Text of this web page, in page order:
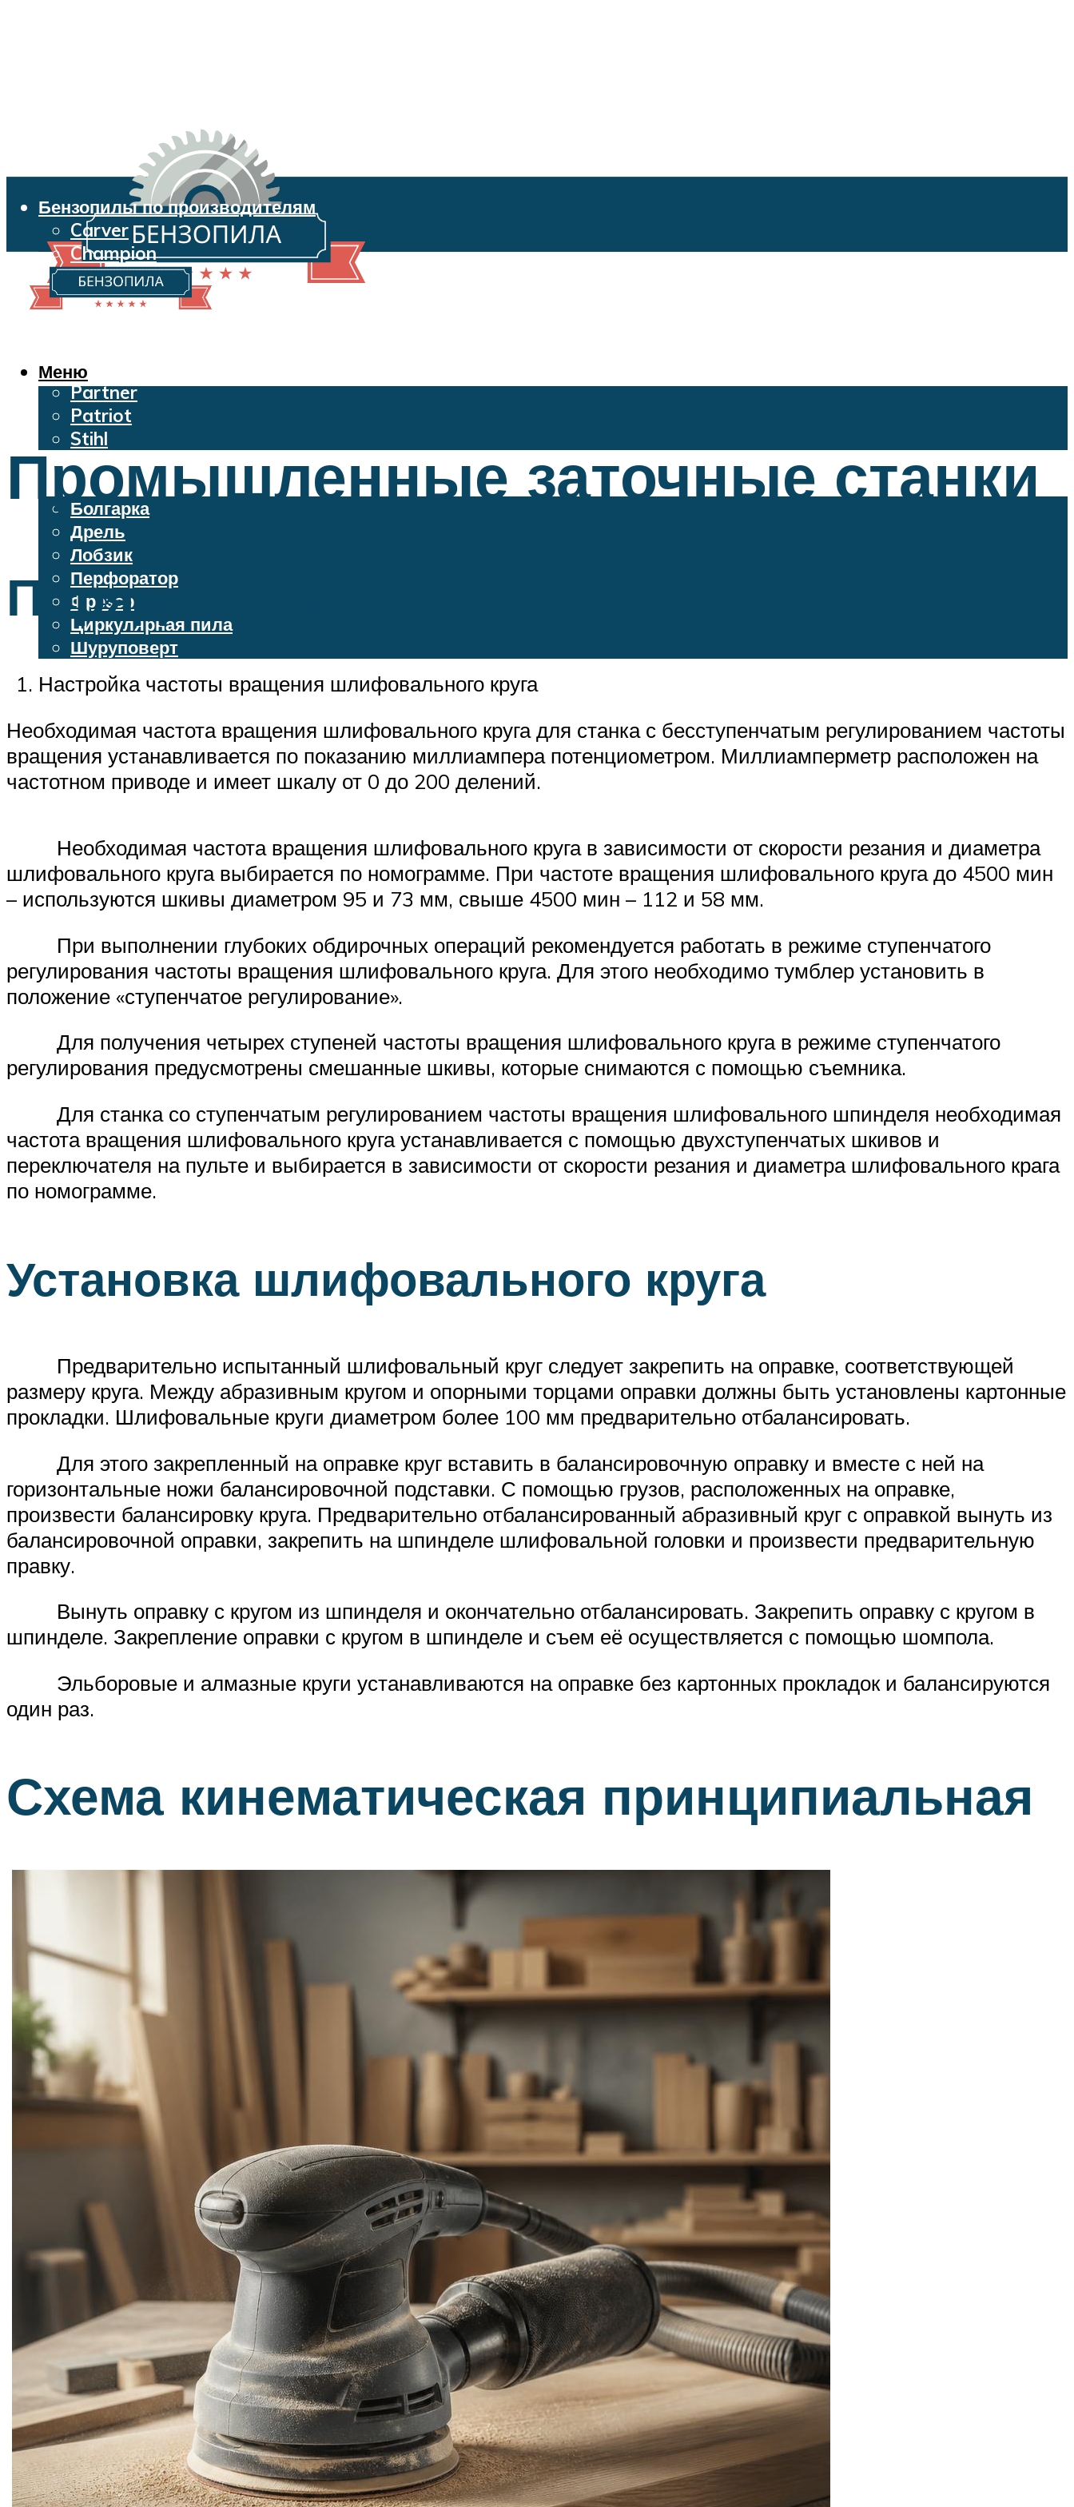
Бензопилы по производителям
Carver
Champion
Echo
Husqvarna
Oleo-Mac
Partner
Patriot
Stihl
Бензопилы
Электроинструменты
Болгарка
Дрель
Лобзик
Перфоратор
Фрезер
Циркулярная пила
Шуруповерт
Меню
Меню
Промышленные заточные станки
Порядок работы
Настройка частоты вращения шлифовального круга
Необходимая частота вращения шлифовального круга для станка с бесступенчатым регулированием частоты
вращения устанавливается по показанию миллиампера потенциометром. Миллиамперметр расположен на
частотном приводе и имеет шкалу от 0 до 200 делений.
Необходимая частота вращения шлифовального круга в зависимости от скорости резания и диаметра
шлифовального круга выбирается по номограмме. При частоте вращения шлифовального круга до 4500 мин
– используются шкивы диаметром 95 и 73 мм, свыше 4500 мин – 112 и 58 мм.
При выполнении глубоких обдирочных операций рекомендуется работать в режиме ступенчатого
регулирования частоты вращения шлифовального круга. Для этого необходимо тумблер установить в
положение «ступенчатое регулирование».
Для получения четырех ступеней частоты вращения шлифовального круга в режиме ступенчатого
регулирования предусмотрены смешанные шкивы, которые снимаются с помощью съемника.
Для станка со ступенчатым регулированием частоты вращения шлифовального шпинделя необходимая
частота вращения шлифовального круга устанавливается с помощью двухступенчатых шкивов и
переключателя на пульте и выбирается в зависимости от скорости резания и диаметра шлифовального крага
по номограмме.
Установка шлифовального круга
Предварительно испытанный шлифовальный круг следует закрепить на оправке, соответствующей
размеру круга. Между абразивным кругом и опорными торцами оправки должны быть установлены картонные
прокладки. Шлифовальные круги диаметром более 100 мм предварительно отбалансировать.
Для этого закрепленный на оправке круг вставить в балансировочную оправку и вместе с ней на
горизонтальные ножи балансировочной подставки. С помощью грузов, расположенных на оправке,
произвести балансировку круга. Предварительно отбалансированный абразивный круг с оправкой вынуть из
балансировочной оправки, закрепить на шпинделе шлифовальной головки и произвести предварительную
правку.
Вынуть оправку с кругом из шпинделя и окончательно отбалансировать. Закрепить оправку с кругом в
шпинделе. Закрепление оправки с кругом в шпинделе и съем её осуществляется с помощью шомпола.
Эльборовые и алмазные круги устанавливаются на оправке без картонных прокладок и балансируются
один раз.
Схема кинематическая принципиальная